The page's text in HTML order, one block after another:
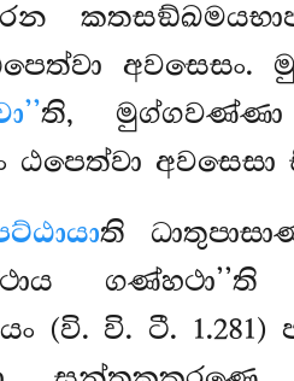
ති,
අවසෙසා
ති
(වි. වි. ටී. 1.281)